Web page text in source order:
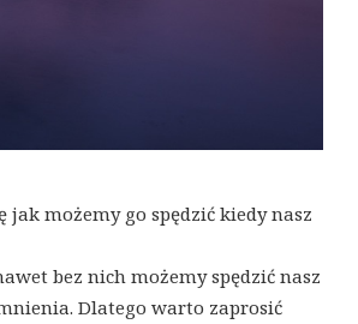
możemy go spędzić kiedy nasz
bez nich możemy spędzić nasz
Dlatego warto zaprosić